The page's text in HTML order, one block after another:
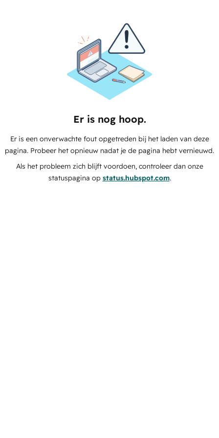
Er is nog hoop.
Er is een onverwachte fout opgetreden bij het laden van deze
pagina. Probeer het opnieuw nadat je de pagina hebt vernieuwd.
Als het probleem zich blijft voordoen, controleer dan onze
statuspagina op status.hubspot.com.